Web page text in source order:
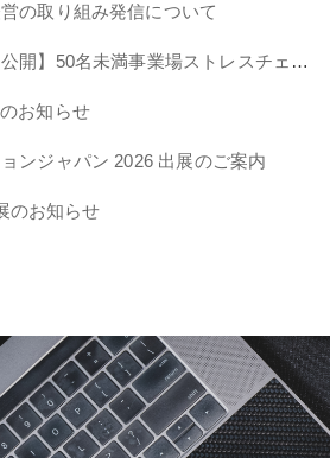
の取り組み発信について
50名未満事業場ストレスチェック義務化対策
お知らせ
ンジャパン 2026 出展のご案内
のお知らせ